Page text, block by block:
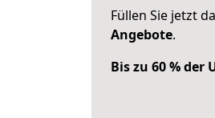
Füllen Sie jetzt
Angebote.
Bis zu 60 % der